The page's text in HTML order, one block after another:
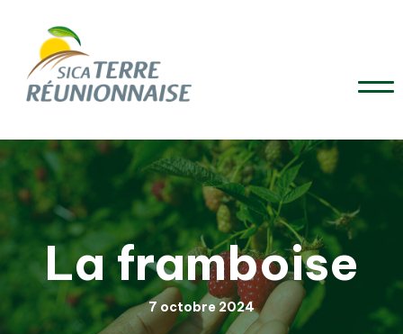
La framboise
7 octobre 2024